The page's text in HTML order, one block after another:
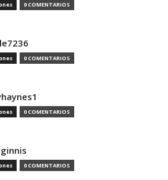
0 COMENTARIOS
0 COMENTARIOS
0 COMENTARIOS
0 COMENTARIOS